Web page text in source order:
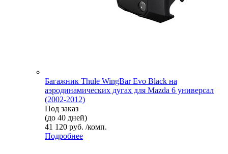
Багажник Thule WingBar Evo Black на
аэродинамических дугах для Mazda 6 универсал
(2002-2012)
Под заказ
(до 40 дней)
41 120 руб. /комп.
Подробнее